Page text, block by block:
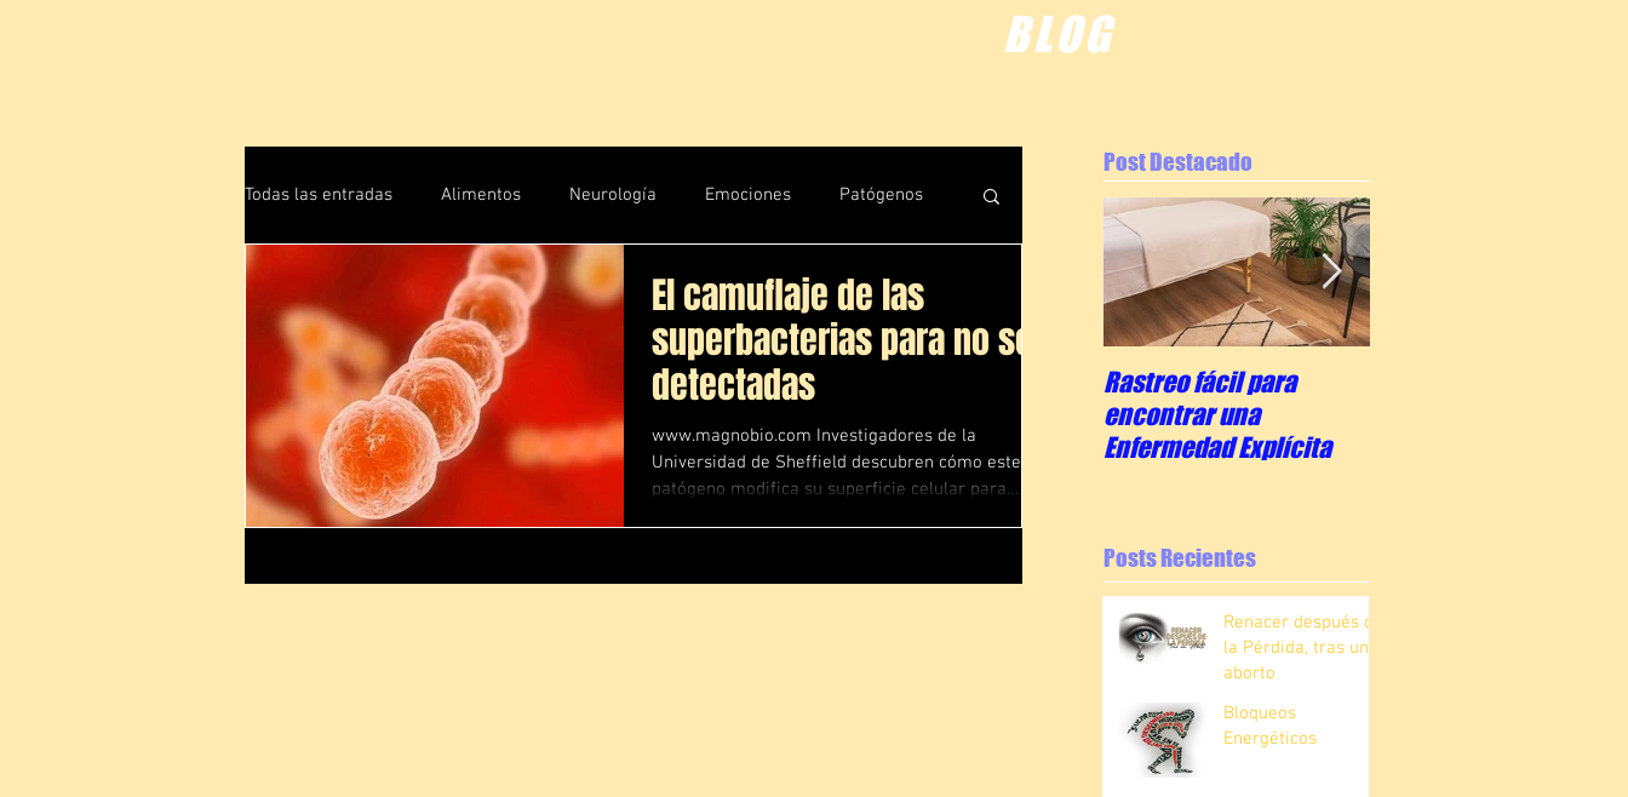
BLOG
Todas las entradas Alimentos Neurología Emociones Patógenos
Física Cuántica Rastreos
El camuflaje de las
superbacterias para no ser
detectadas
www.magnobio.com Investigadores de la
Universidad de Sheffield descubren cómo este
patógeno modifica su superficie celular para
Post Destacado
Rastreo fácil para
encontrar una
Enfermedad Explícita
Posts Recientes
Renacer después de
la Pérdida, tras un
aborto
Bloqueos
Energéticos